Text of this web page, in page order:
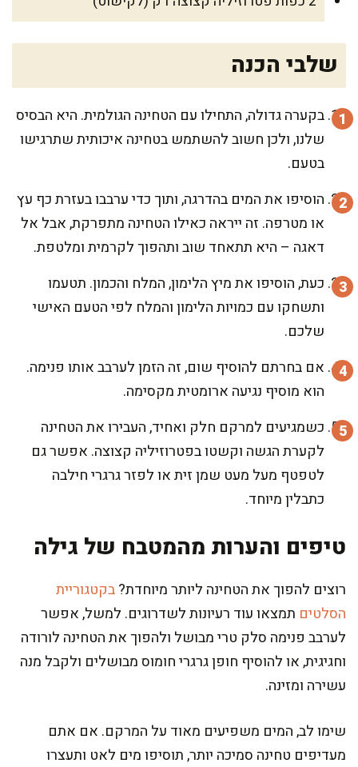
שלבי הכנה
בקערה גדולה, התחילו עם הטחינה הגולמית. היא הבסיס
שלנו, ולכן חשוב להשתמש בטחינה איכותית שתרגישו
בטעם.
הוסיפו את המים בהדרגה, ותוך כדי ערבבו בעזרת כף עץ
או מטרפה. זה ייראה כאילו הטחינה מתפרקת, אבל אל
דאגה – היא תתאחד שוב ותהפוך לקרמית ומלטפת.
כעת, הוסיפו את מיץ הלימון, המלח והכמון. תטעמו
ותשחקו עם כמויות הלימון והמלח לפי הטעם האישי
שלכם.
אם בחרתם להוסיף שום, זה הזמן לערבב אותו פנימה.
הוא מוסיף נגיעה ארומטית מקסימה.
כשמגיעים למרקם חלק ואחיד, העבירו את הטחינה
לקערת הגשה וקשטו בפטרוזיליה קצוצה. אפשר גם
לטפטף מעל מעט שמן זית או לפזר גרגרי חילבה
כתבלין מיוחד.
טיפים והערות מהמטבח של גילה
רוצים להפוך את הטחינה ליותר מיוחדת?בקטגוריית
הסלטים תמצאו עוד רעיונות לשדרוגים. למשל, אפשר
לערבב פנימה סלק טרי מבושל ולהפוך את הטחינה לורודה
וחגיגית, או להוסיף חופן גרגרי חומוס מבושלים ולקבל מנה
עשירה ומזינה.
שימו לב, המים משפיעים מאוד על המרקם. אם אתם
מעדיפים טחינה סמיכה יותר, תוסיפו מים לאט ותעצרו